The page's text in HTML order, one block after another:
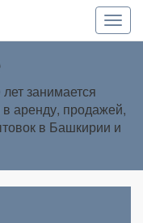
в Уфе и
занимается
аренду, продажей,
в Башкирии и